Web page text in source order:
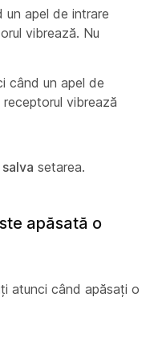
un apel de intrare
vibrează. Nu
când un apel de
vibrează
setarea.
apăsată o
atunci când apăsați o